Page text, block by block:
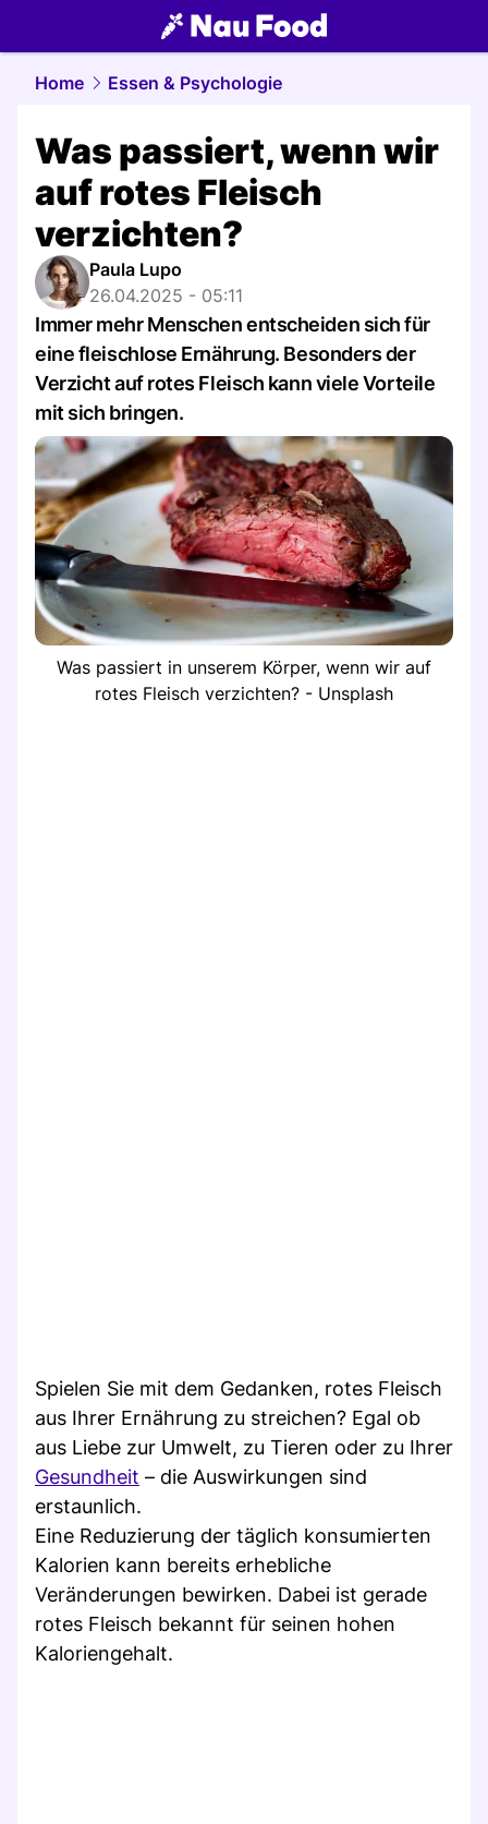
food.NAU.ch
Home Essen & Psychologie
Was passiert, wenn wir
auf rotes Fleisch
verzichten?
Paula Lupo
26.04.2025 - 05:11
Immer mehr Menschen entscheiden sich für
eine fleischlose Ernährung. Besonders der
Verzicht auf rotes Fleisch kann viele Vorteile
mit sich bringen.
Was passiert in unserem Körper, wenn wir auf
rotes Fleisch verzichten? - Unsplash
Spielen Sie mit dem Gedanken, rotes Fleisch
aus Ihrer Ernährung zu streichen? Egal ob
aus Liebe zur Umwelt, zu Tieren oder zu Ihrer
Gesundheit – die Auswirkungen sind
erstaunlich.
Eine Reduzierung der täglich konsumierten
Kalorien kann bereits erhebliche
Veränderungen bewirken. Dabei ist gerade
rotes Fleisch bekannt für seinen hohen
Kaloriengehalt.